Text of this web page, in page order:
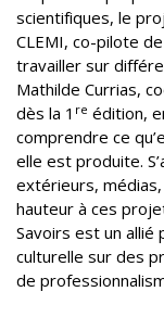
scientifiques, le
CLEMI, co-pilote
travailler sur
Mathilde Currias,
dès la 1 re édition,
comprendre ce
elle est produite.
extérieurs,
hauteur à ces
Savoirs est un allié
culturelle sur des
de